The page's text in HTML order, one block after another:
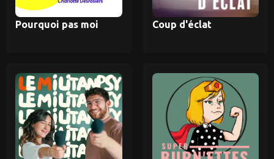
Pourquoi pas moi Coup d'éclat